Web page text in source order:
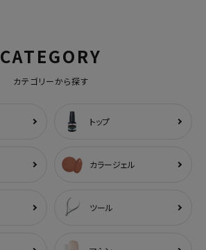
CATEGORY
カテゴリーから探す
トップ
カラージェル
ツール